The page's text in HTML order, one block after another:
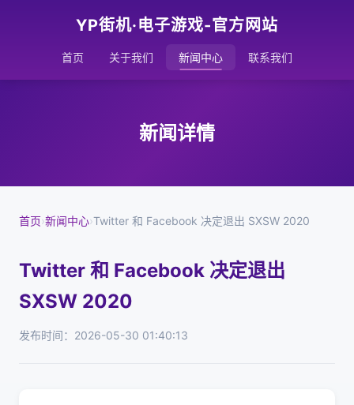
YP街机·电子游戏-官方网站
首页 关于我们 新闻中心 联系我们
新闻详情
首页›新闻中心›Twitter 和 Facebook 决定退出 SXSW 2020
Twitter 和 Facebook 决定退出
SXSW 2020
发布时间：2026-05-30 01:40:13